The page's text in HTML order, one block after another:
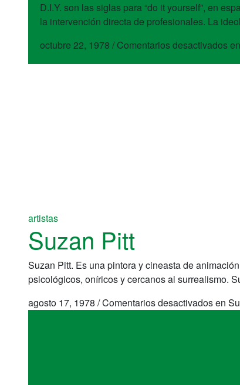
D.I.Y. son las siglas para “do it yourself”, en
la intervención directa de profesionales. La
octubre 22, 1978 / Comentarios desactivados
artistas
Suzan Pitt
Suzan Pitt. Es una pintora y cineasta de
psicológicos, oníricos y cercanos al surrealismo.
agosto 17, 1978 /Comentarios desactivadosen